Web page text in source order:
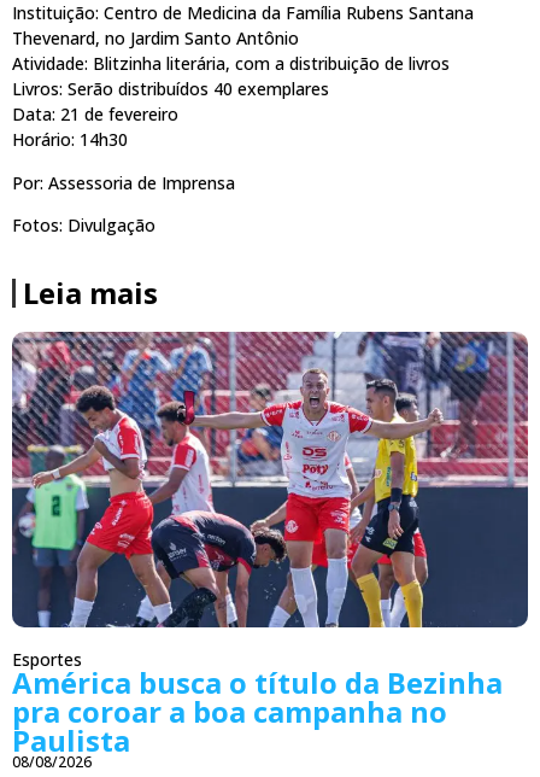
Instituição: Centro de Medicina da Família Rubens Santana
Thevenard, no Jardim Santo Antônio
Atividade: Blitzinha literária, com a distribuição de livros
Livros: Serão distribuídos 40 exemplares
Data: 21 de fevereiro
Horário: 14h30
Por: Assessoria de Imprensa
Fotos: Divulgação
Leia mais
Esportes
América busca o título da Bezinha
pra coroar a boa campanha no
Paulista
08/08/2026